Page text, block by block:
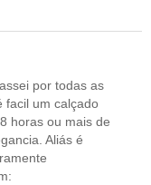
por todas as
facil um calçado
horas ou mais de
Aliás é